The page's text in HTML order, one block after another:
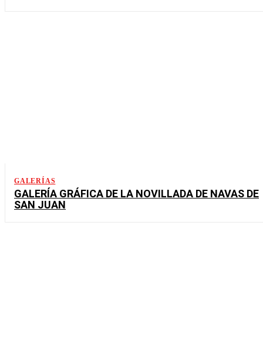
GALERÍAS
GALERÍA GRÁFICA DE LA NOVILLADA DE NAVAS DE
SAN JUAN